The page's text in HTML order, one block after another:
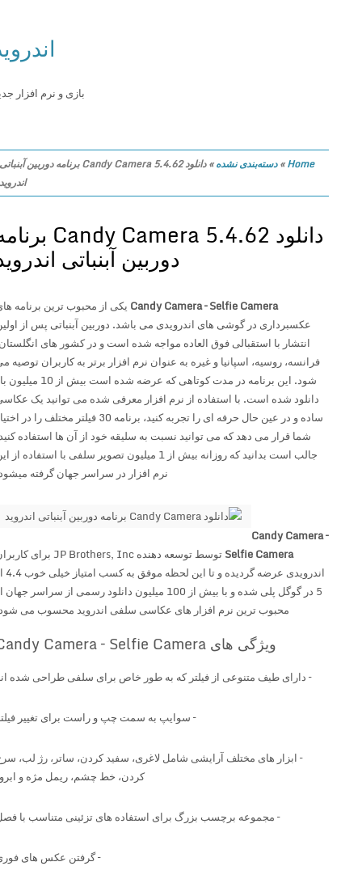
اندروید
بازی و نرم افزار جدید
Home
»دسته‌بندی نشده»
دانلود Candy Camera 5.4.62 برنامه دوربین آبنباتی
اندروید
دانلود Candy Camera 5.4.62 برنامه
دوربین آبنباتی اندروید
Candy Camera – Selfie Cameraیکی از محبوب ترین برنامه های
عکسبرداری در گوشی های اندرویدی می باشد. دوربین آبنباتی پس از اولین
انتشار با استقبالی فوق العاده مواجه شده است و در کشور های انگلستان،
فرانسه، روسیه، اسپانیا و غیره به عنوان نرم افزار برتر به کاربران توصیه می
شود. این برنامه در مدت کوتاهی که عرضه شده است بیش از 10 میلیون بار
دانلود شده است. با استفاده از نرم افزار معرفی شده می توانید یک عکاسی
ساده و در عین حال حرفه ای را تجربه کنید، برنامه 30 فیلتر مختلف را در اختیار
شما قرار می دهد که می توانید نسبت به سلیقه خود از آن ها استفاده کنید.
جالب است بدانید که روزانه بیش از 1 میلیون تصویر سلفی با استفاده از این
نرم افزار در سراسر جهان گرفته میشود.
Candy Camera –
Selfie Camera
توسط توسعه دهنده JP Brothers, Inc برای کاربران
اندرویدی عرضه گردیده و تا این لحظه موفق به کسب امتیاز خیلی خوب 4.4 از
5 در گوگل پلی شده و با بیش از 100 میلیون دانلود رسمی از سراسر جهان از
محبوب ترین نرم افزار های عکاسی سلفی اندروید محسوب می شود.
ویژگی های Candy Camera – Selfie Camera
– دارایطیف متنوعی از فیلتر که به طور خاص برای سلفی طراحی شده اند
– سوایپ به سمت چپ و راست برای تغییر فیلتر
– ابزار های مختلف آرایشی شامللاغری، سفید کردن، ساتر، رژ لب، سرخ
کردن، خط چشم، ریمل مژه و ابرو!
مجموعه برچسب بزرگبرای استفاده های تزئینی متناسب با فصل
– گرفتنعکس های فوری